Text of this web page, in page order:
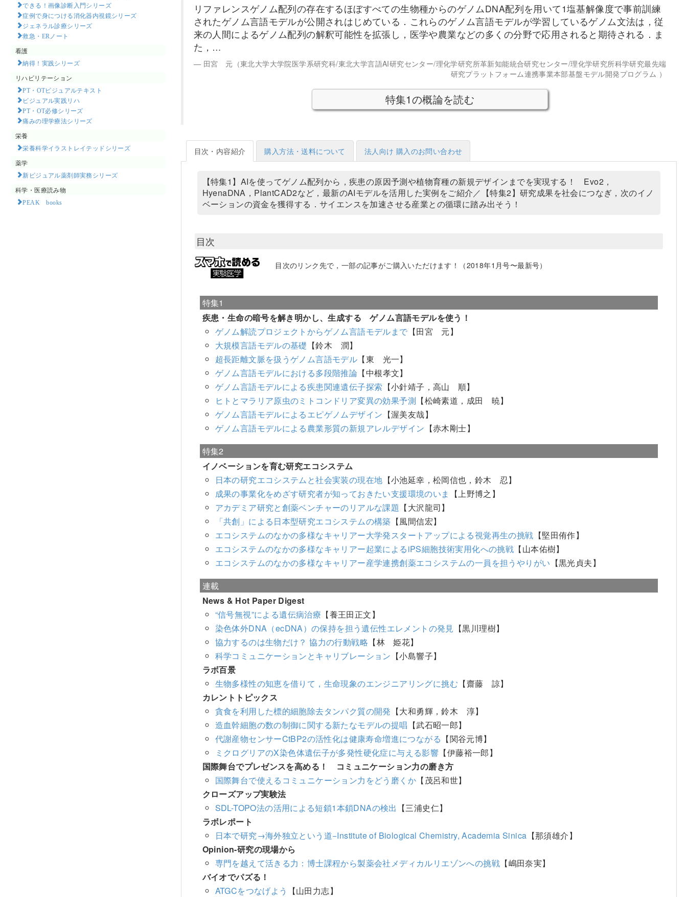
できる！画像診断入門シリーズ
症例で身につける消化器内視鏡シリーズ
ジェネラル診療シリーズ
救急・ERノート
看護
納得！実践シリーズ
リハビリテーション
PT・OTビジュアルテキスト
ビジュアル実践リハ
PT・OT必修シリーズ
痛みの理学療法シリーズ
栄養
栄養科学イラストレイテッドシリーズ
薬学
新ビジュアル薬剤師実務シリーズ
科学・医療読み物
PEAK books​
リファレンスゲノム配列の存在するほぼすべての生物種からのゲノムDNA配列を用いて1塩基解像度で事前訓練
されたゲノム言語モデルが公開されはじめている．これらのゲノム言語モデルが学習しているゲノム文法は，従
来の人間によるゲノム配列の解釈可能性を拡張し，医学や農業などの多くの分野で応用されると期待される．ま
た，…
田宮 元（東北大学大学院医学系研究科/東北大学言語AI研究センター/理化学研究所革新知能統合研究センター/理化学研究所科学研究最先端
研究プラットフォーム連携事業本部基盤モデル開発プログラム ）
特集1の概論を読む
目次・内容紹介 購入方法・送料について 法人向け 購入のお問い合わせ
【特集1】AIを使ってゲノム配列から，疾患の原因予測や植物育種の新規デザインまでを実現する！ Evo2，
HyenaDNA，PlantCAD2など，最新のAIモデルを活用した実例をご紹介／【特集2】研究成果を社会につなぎ，次のイノ
ベーションの資金を獲得する．サイエンスを加速させる産業との循環に踏み出そう！
目次
目次のリンク先で，一部の記事がご購入いただけます！（2018年1月号〜最新号）
特集1
疾患・生命の暗号を解き明かし、生成する ゲノム言語モデルを使う！
ゲノム解読プロジェクトからゲノム言語モデルまで 【田宮 元】
大規模言語モデルの基礎 【鈴木 潤】
超長距離文脈を扱うゲノム言語モデル 【東 光一】
ゲノム言語モデルにおける多段階推論 【中根孝文】
ゲノム言語モデルによる疾患関連遺伝子探索 【小針靖子，高山 順】
ヒトとマラリア原虫のミトコンドリア変異の効果予測 【松崎素道，成田 暁】
ゲノム言語モデルによるエピゲノムデザイン 【渥美友哉】
ゲノム言語モデルによる農業形質の新規アレルデザイン 【赤木剛士】
特集2
イノベーションを育む研究エコシステム
日本の研究エコシステムと社会実装の現在地 【小池延幸，松岡信也，鈴木 忍】
成果の事業化をめざす研究者が知っておきたい支援環境のいま
【上野博之】
アカデミア研究と創薬ベンチャーのリアルな課題 【大沢龍司】
「共創」による日本型研究エコシステムの構築 【風間信宏】
エコシステムのなかの多様なキャリアー大学発スタートアップによる視覚再生の挑戦 【堅田侑作】
エコシステムのなかの多様なキャリアー起業によるiPS細胞技術実用化への挑戦 【山本佑樹】
エコシステムのなかの多様なキャリアー産学連携創薬エコシステムの一員を担うやりがい 【黒光貞夫】
連載
News & Hot Paper Digest
“信号無視”による遺伝病治療 【養王田正文】
染色体外DNA（ecDNA）の保持を担う遺伝性エレメントの発見 【黒川理樹】
協力するのは生物だけ？ 協力の行動戦略 【林 姫花】
科学コミュニケーションとキャリブレーション 【小島響子】
ラボ百景
生物多様性の知恵を借りて，生命現象のエンジニアリングに挑む 【齋藤 諒】
カレントトピックス
貪食を利用した標的細胞除去タンパク質の開発 【大和勇輝，鈴木 淳】
造血幹細胞の数の制御に関する新たなモデルの提唱 【武石昭一郎】
代謝産物センサーCtBP2の活性化は健康寿命増進につながる 【関谷元博】
ミクログリアのX染色体遺伝子が多発性硬化症に与える影響 【伊藤裕一郎】
国際舞台でプレゼンスを高める！ コミュニケーション力の磨き方
国際舞台で使えるコミュニケーション力をどう磨くか 【茂呂和世】
クローズアップ実験法
SDL-TOPO法の活用による短鎖1本鎖DNAの検出 【三浦史仁】
ラボレポート
日本で研究→海外独立という道−Institute of Biological Chemistry, Academia Sinica 【那須雄介】
Opinion-研究の現場から
専門を越えて活きる力：博士課程から製薬会社メディカルリエゾンへの挑戦 【嶋田奈実】
バイオでパズる！
ATGCをつなげよう
【山田力志】